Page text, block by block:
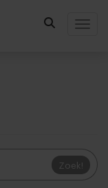
Zoek!